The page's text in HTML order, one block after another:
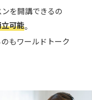
を開講できるの
可能。
もワールドトーク